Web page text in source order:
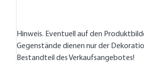
Hinweis. Eventuell auf den
Gegenstände dienen nur der
Bestandteil des Verkaufsangebotes!